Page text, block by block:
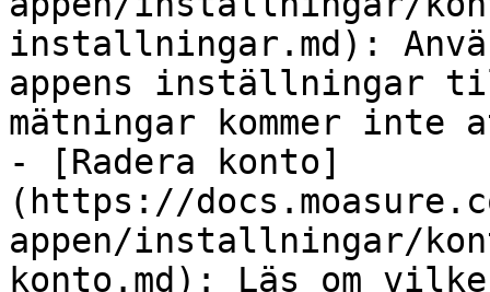
installningar.md):
appens inställningar
mätningar kommer inte
- [Radera konto]
(https://
appen/installningar/
konto.md): Läs om